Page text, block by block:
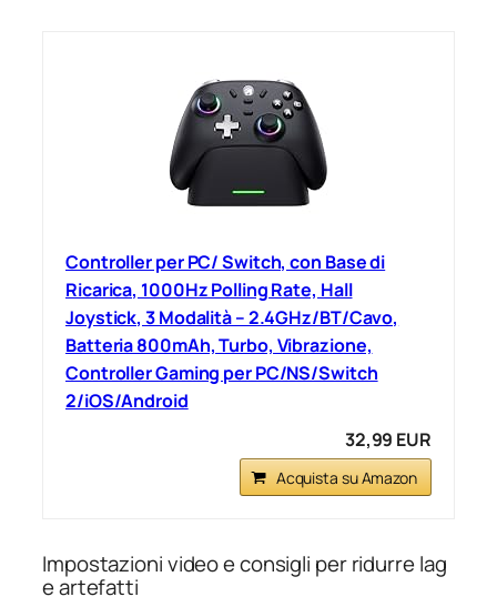
Controller per PC/ Switch, con Base di
Ricarica, 1000Hz Polling Rate, Hall
Joystick, 3 Modalità – 2.4GHz/BT/Cavo,
Batteria 800mAh, Turbo, Vibrazione,
Controller Gaming per PC/NS/Switch
2/iOS/Android
32,99 EUR
Acquista su Amazon
Impostazioni video e consigli per ridurre lag
e artefatti